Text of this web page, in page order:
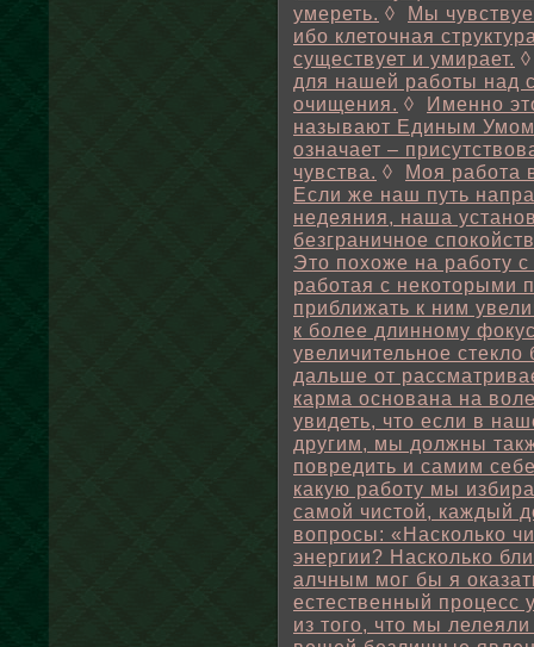
умереть. ◊ Мы
ибо клеточная
существует и умирает.
для нашей работы над
очищения. ◊ Именно
называют Единым
означает –
чувства. ◊ Моя работа
Если же наш путь
недеяния, наша
безграничное
Это похоже на работу
работая с некоторыми
приближать к ним
к более длинному
увеличительное
дальше от
карма основана на
увидеть, что если в
другим, мы должны
повредить и самим
какую работу мы
самой чистой, каждый
вопросы: «Насколько
энергии? Насколько
алчным мог бы я
естественный процесс
из того, что мы